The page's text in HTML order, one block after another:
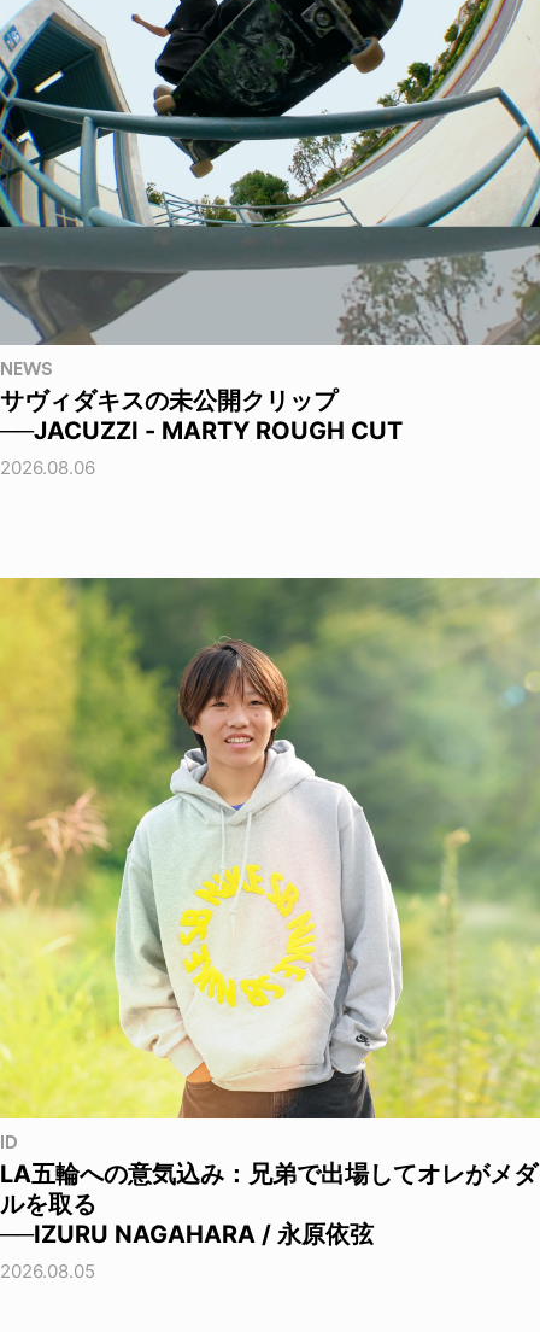
NEWS
サヴィダキスの未公開クリップ
──JACUZZI - MARTY ROUGH CUT
2026.08.06
ID
LA五輪への意気込み：兄弟で出場してオレがメダ
ルを取る
──IZURU NAGAHARA / 永原依弦
2026.08.05